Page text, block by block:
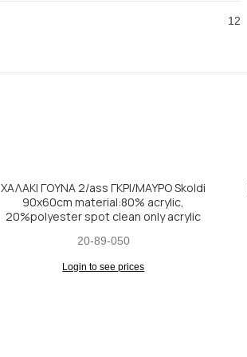
12
ΧΑΛΑΚΙ ΓΟΥΝΑ 2/ass ΓΚΡΙ/ΜΑΥΡΟ Skoldi
90x60cm material:80% acrylic,
20%polyester spot clean only acrylic
20-89-050
Login to see prices